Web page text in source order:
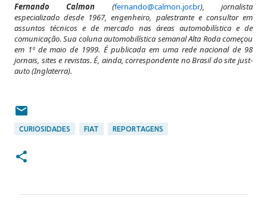
Fernando Calmon (fernando@calmon.jor.br), jornalista
especializado desde 1967, engenheiro, palestrante e consultor em
assuntos técnicos e de mercado nas áreas automobilística e de
comunicação. Sua coluna automobilística semanal Alta Roda começou
em 1º de maio de 1999. É publicada em uma rede nacional de 98
jornais, sites e revistas. É, ainda, correspondente no Brasil do site just-
auto (Inglaterra).
CURIOSIDADES FIAT REPORTAGENS